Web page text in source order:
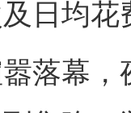
日均
幕，